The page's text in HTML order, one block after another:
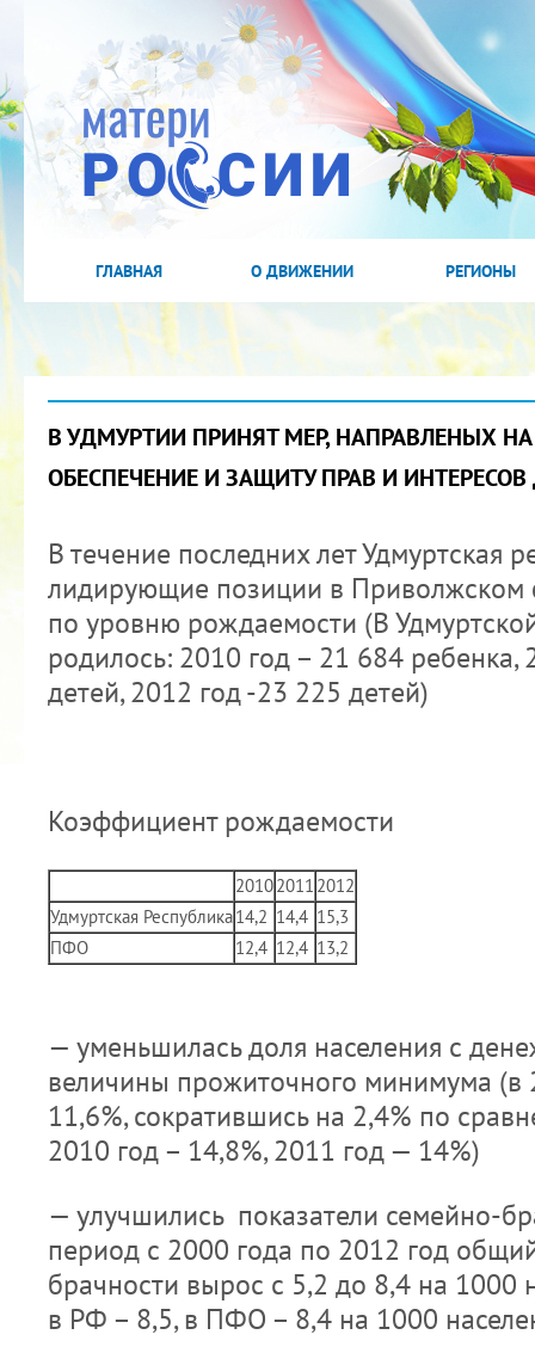
ГЛАВНАЯ О ДВИЖЕНИИ РЕГИОНЫ
В УДМУРТИИ ПРИНЯТ МЕР, НАПРАВЛЕНЫХ
ОБЕСПЕЧЕНИЕ И ЗАЩИТУ ПРАВ И ИНТЕРЕСОВ
В течение последних лет Удмуртская
лидирующие позиции в Приволжском
по уровню рождаемости (В
родилось: 2010 год – 21 684 ребенка,
детей, 2012 год -23 225 детей)
Коэффициент рождаемости
20102011 2012
Удмуртская Республика14,2 14,4 15,3
ПФО
12,4 12,4 13,2
— уменьшилась доля населения с
величины прожиточного минимума (в
11,6%, сократившись на 2,4% по
2010 год – 14,8%, 2011 год — 14%)
— улучшились показатели семейно-
период с 2000 года по 2012 год
брачности вырос с 5,2 до 8,4 на 1000
в РФ – 8,5, в ПФО – 8,4 на 1000